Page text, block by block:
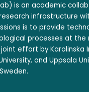
is an academic
infrastructure
is to provide
processes at the
effort by Karolinska
and Uppsala